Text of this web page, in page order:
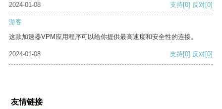
2024-01-08
支持[0] 反对[0]
游客
这款加速器VPM应用程序可以给你提供最高速度和安全性的连接。
2024-01-08 支持[0] 反对[0]
友情链接